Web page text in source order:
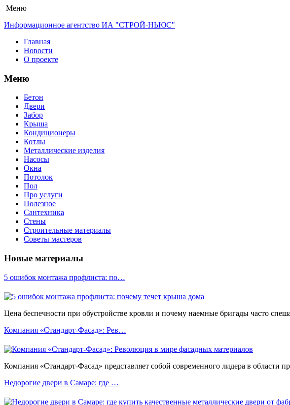
Меню
Информационное агентство ИА "СТРОЙ-НЬЮС"
Главная
Новости
О проекте
Меню
Бетон
Двери
Забор
Крыша
Кондиционеры
Котлы
Металлические изделия
Насосы
Окна
Потолок
Пол
Про услуги
Полезное
Сантехника
Стены
Строительные материалы
Советы мастеров
Новые материалы
5 ошибок монтажа профлиста: по…
Цена беспечности при обустройстве кровли и почему наемные бригады часто
Компания «Стандарт-Фасад»: Рев…
Компания «Стандарт-Фасад» представляет собой современного лидера в
Недорогие двери в Самаре: где …